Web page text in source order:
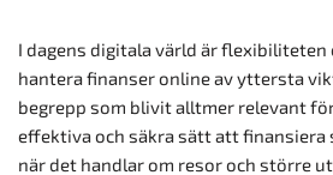
I dagens digitala värld är flexibiliteten
hantera finanser online av yttersta
begrepp som blivit alltmer relevant
effektiva och säkra sätt att
när det handlar om resor och större